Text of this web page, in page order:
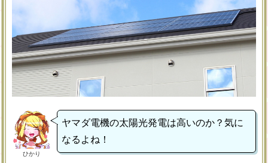
ひかり
ヤマダ電機の太陽光発電は高いのか？気に
なるよね！